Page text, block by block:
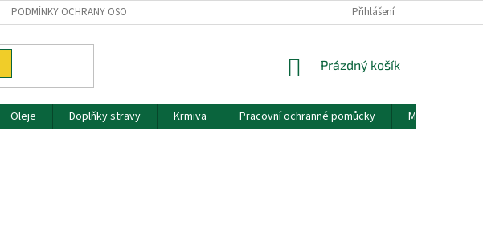
PODMÍNKY OCHRANY OSOBNÍCH ÚDAJŮ Přihlášení
NÁKUPNÍ
Prázdný košík
Oleje Doplňky stravy Krmiva Pracovní ochranné pomůcky Mouka